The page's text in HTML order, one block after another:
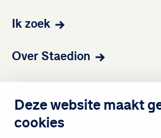
Deze website maakt
cookies
Ik zoek
Over Staedion